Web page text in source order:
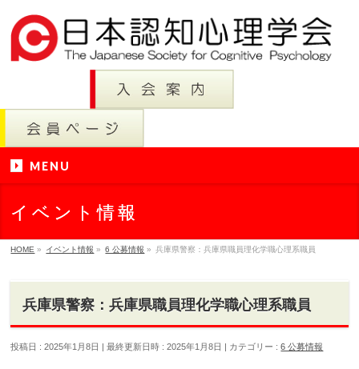
MENU
イベント情報
HOME » イベント情報 » 6 公募情報 » 兵庫県警察：兵庫県職員理化学職心理系職員
兵庫県警察：兵庫県職員理化学職心理系職員
投稿日 : 2025年1月8日 最終更新日時 : 2025年1月8日 カテゴリー :6 公募情報